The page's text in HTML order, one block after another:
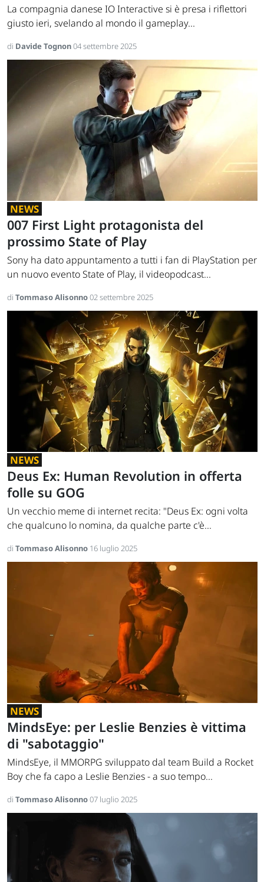
La compagnia danese IO Interactive si è presa i riflettori
giusto ieri, svelando al mondo il gameplay...
di Davide Tognon04 settembre 2025
NEWS
007 First Light protagonista del
prossimo State of Play
Sony ha dato appuntamento a tutti i fan di PlayStation per
un nuovo evento State of Play, il videopodcast...
di Tommaso Alisonno02 settembre 2025
NEWS
Deus Ex: Human Revolution in offerta
folle su GOG
Un vecchio meme di internet recita: "Deus Ex: ogni volta
che qualcuno lo nomina, da qualche parte c'è...
di Tommaso Alisonno 16 luglio 2025
NEWS
MindsEye: per Leslie Benzies è vittima
di "sabotaggio"
MindsEye, il MMORPG sviluppato dal team Build a Rocket
Boy che fa capo a Leslie Benzies - a suo tempo...
di Tommaso Alisonno07 luglio 2025